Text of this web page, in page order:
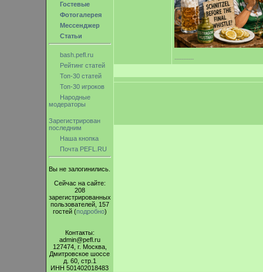
Гостевые
Фотогалерея
Мессенджер
Статьи
bash.pefl.ru
Рейтинг статей
Топ-30 статей
Топ-30 игроков
Народные
модераторы
Зарегистрирован
последним
Наша кнопка
Почта PEFL.RU
Вы не залогинились.
Сейчас на сайте:
208
зарегистрированных
пользователей, 157
гостей (подробно)
Контакты:
admin@pefl.ru
127474, г. Москва,
Дмитровское шоссе
д. 60, стр.1
ИНН 501402018483
-----------